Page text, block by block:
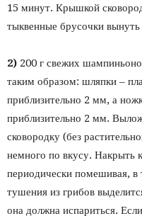
15 минут. Крышкой
тыквенные брусочки
2) 200 г свежих
таким образом: шляпки –
приблизительно 2 мм, а
приблизительно 2 мм.
сковородку (без
немного по вкусу. Накрыть
периодически помешивая,
тушения из грибов
она должна испариться.